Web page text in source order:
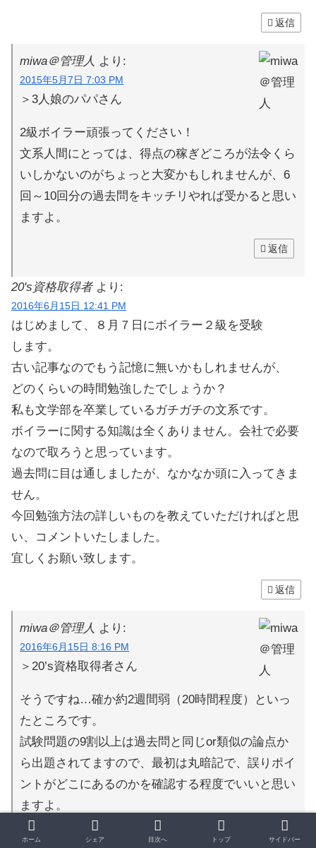
返信
miwa＠管理人 より:
2015年5月7日 7:03 PM
＞3人娘のパパさん
2級ボイラー頑張ってください！
文系人間にとっては、得点の稼ぎどころが法令くら
いしかないのがちょっと大変かもしれませんが、6
回～10回分の過去問をキッチリやれば受かると思い
ますよ。
返信
20's資格取得者 より:
2016年6月15日 12:41 PM
はじめまして、８月７日にボイラー２級を受験
します。
古い記事なのでもう記憶に無いかもしれませんが、
どのくらいの時間勉強したでしょうか？
私も文学部を卒業しているガチガチの文系です。
ボイラーに関する知識は全くありません。会社で必要
なので取ろうと思っています。
過去問に目は通しましたが、なかなか頭に入ってきま
せん。
今回勉強方法の詳しいものを教えていただければと思
い、コメントいたしました。
宜しくお願い致します。
返信
miwa＠管理人 より:
2016年6月15日 8:16 PM
＞20’s資格取得者さん
そうですね…確か約2週間弱（20時間程度）といっ
たところです。
試験問題の9割以上は過去問と同じor類似の論点か
ら出題されてますので、最初は丸暗記で、誤りポイ
ントがどこにあるのかを確認する程度でいいと思い
ますよ。
ちゃんと理解しようとすると意外と面倒くさいんで
ホーム シェア 目次へ トップ サイドバー